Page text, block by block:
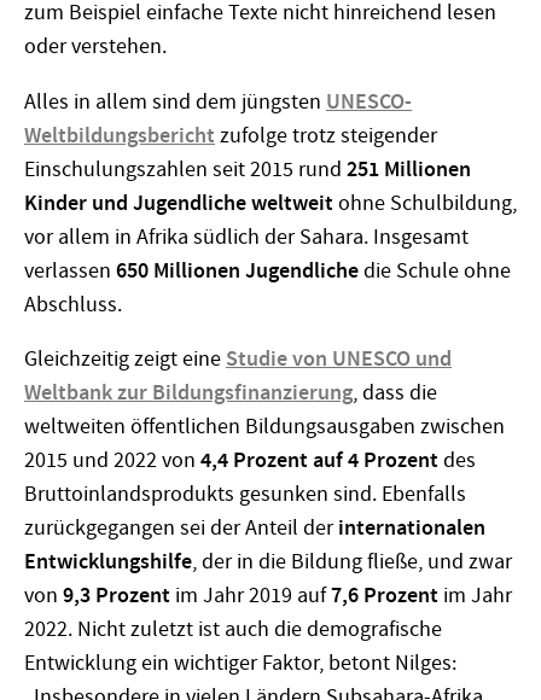
zum Beispiel einfache Texte nicht hinreichend lesen
oder verstehen.
Alles in allem sind dem jüngsten UNESCO-
Weltbildungsbericht zufolge trotz steigender
Einschulungszahlen seit 2015 rund 251 Millionen
Kinder und Jugendliche weltweitohne Schulbildung,
vor allem in Afrika südlich der Sahara. Insgesamt
verlassen 650 Millionen Jugendlichedie Schule ohne
Abschluss.
Gleichzeitig zeigt eineStudie von UNESCO und
Weltbank zur Bildungsfinanzierung, dass die
weltweiten öffentlichen Bildungsausgaben zwischen
2015 und 2022 von 4,4 Prozent auf 4 Prozentdes
Bruttoinlandsprodukts gesunken sind. Ebenfalls
zurückgegangen sei der Anteil derinternationalen
Entwicklungshilfe, der in die Bildung fließe, und zwar
von 9,3 Prozent im Jahr 2019 auf7,6 Prozent im Jahr
2022. Nicht zuletzt ist auch die demografische
Entwicklung ein wichtiger Faktor, betont Nilges: